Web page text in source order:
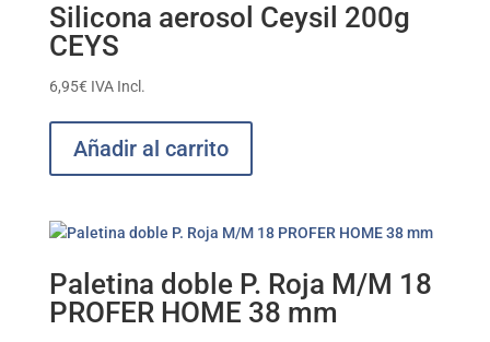
Silicona aerosol Ceysil 200g
CEYS
6,95€ IVA Incl.
Añadir al carrito
Paletina doble P. Roja M/M 18
PROFER HOME 38 mm